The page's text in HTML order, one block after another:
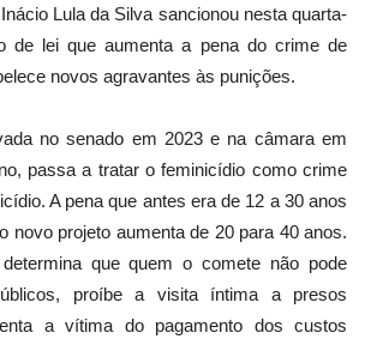
Lula da Silva sancionou nesta quarta-
de lei que aumenta a pena do crime de
novos agravantes às punições.
no senado em 2023 e na câmara em
passa a tratar o feminicídio como crime
A pena que antes era de 12 a 30 anos
novo projeto aumenta de 20 para 40 anos.
que quem o comete não pode
proíbe a visita íntima a presos
a vítima do pagamento dos custos